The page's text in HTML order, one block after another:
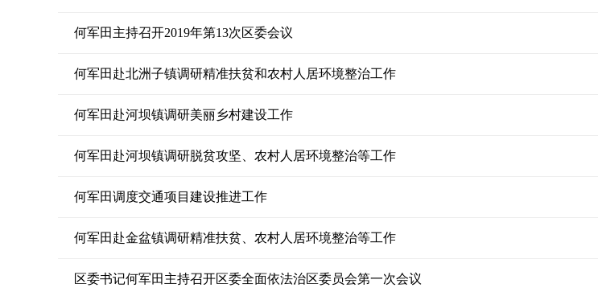
何军田主持召开2019年第13次区委会议
何军田赴北洲子镇调研精准扶贫和农村人居环境整治工作
何军田赴河坝镇调研美丽乡村建设工作
何军田赴河坝镇调研脱贫攻坚、农村人居环境整治等工作
何军田调度交通项目建设推进工作
何军田赴金盆镇调研精准扶贫、农村人居环境整治等工作
区委书记何军田主持召开区委全面依法治区委员会第一次会议